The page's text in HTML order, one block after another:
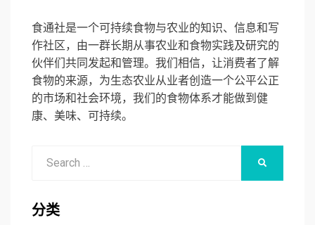
食通社是一个可持续食物与农业的知识、信息和写
作社区，由一群长期从事农业和食物实践及研究的
伙伴们共同发起和管理。我们相信，让消费者了解
食物的来源，为生态农业从业者创造一个公平公正
的市场和社会环境，我们的食物体系才能做到健
康、美味、可持续。
分类